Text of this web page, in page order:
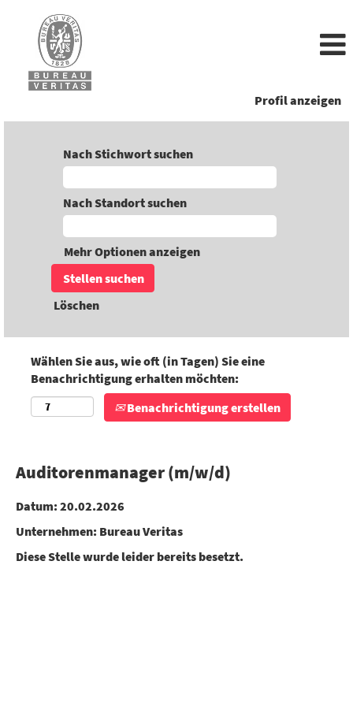
Profil anzeigen
Nach Stichwort suchen
Nach Standort suchen
Mehr Optionen anzeigen
Löschen
Wählen Sie aus, wie oft (in Tagen) Sie eine
Benachrichtigung erhalten möchten:
Benachrichtigung erstellen
Auditorenmanager (m/w/d)
Datum: 20.02.2026
Unternehmen: Bureau Veritas
Diese Stelle wurde leider bereits besetzt.